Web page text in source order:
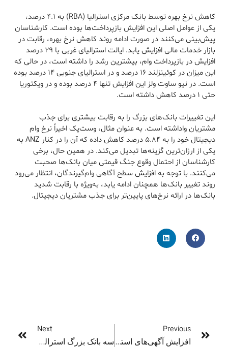
کاهش نرخ بهره توسط بانک مرکزی استرالیا (RBA) به ۴.۱ درصد،
یکی از عوامل اصلی این افزایش بازپرداخت‌ها بوده است. کارشناسان
پیش‌بینی می‌کنند در صورت ادامه روند کاهش نرخ بهره، رقابت در
بازار خدمات مالی افزایش یابد. ایالت استرالیای غربی با ۲۹ درصد
افزایش در بازپرداخت وام، بیشترین رشد را داشته است، در حالی که
این میزان در کوئینزلند ۱۶ درصد و در استرالیای جنوبی ۱۴ درصد بوده
است. در نیو ساوت ولز این افزایش تنها ۴ درصد بوده و در ویکتوریا
حتی ۱ درصد کاهش داشته است.
این تغییرات بانک‌های بزرگ را به رقابت بیشتری برای جذب
مشتریان واداشته است. به عنوان مثال، وست‌پک اخیراً نرخ وام
دیجیتال خود را به ۵.۸۴ درصد کاهش داده که آن را در کنار ANZ به
یکی از ارزان‌ترین گزینه‌ها تبدیل می‌کند. در همین حال، برخی
کارشناسان از احتمال وقوع جنگ قیمتی میان بانک‌ها صحبت
می‌کنند. با توجه به افزایش سطح آگاهی وام‌گیرندگان، انتظار می‌رود
روند تغییر بانک‌ها همچنان ادامه یابد، به‌ویژه با رقابت شدید
بانک‌ها در ارائه نرخ‌های پایین‌تر برای جذب مشتریان دیجیتال.
Previous
افزایش آگهی‌های استخدامی جعلی مشکلی جدی برای اقتصاد استرالیا
Next
سه بانک بزرگ استرالیا برای دومین بار نرخ بهره را کاهش دادند